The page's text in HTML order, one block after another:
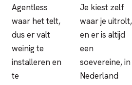
Agentless
waar het telt,
dus er valt
weinig te
installeren en
te
Je kiest zelf
waar je uitrolt,
en er is altijd
een
soevereine, in
Nederland